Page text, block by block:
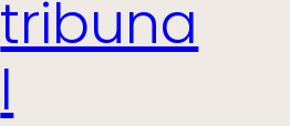
tribuna
l